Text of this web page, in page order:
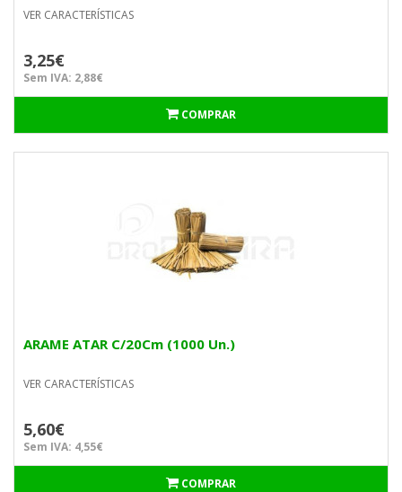
VER CARACTERÍSTICAS
3,25€
Sem IVA: 2,88€
COMPRAR
ARAME ATAR C/20Cm (1000 Un.)
VER CARACTERÍSTICAS
5,60€
Sem IVA: 4,55€
COMPRAR